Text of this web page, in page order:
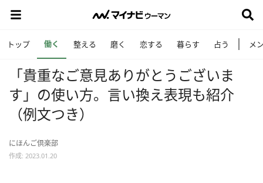
トップ 働く 整える 磨く 恋する 暮らす 占う メ
「貴重なご意見ありがとうございま
す」の使い方。言い換え表現も紹介
（例文つき）
にほんご倶楽部
作成: 2023.01.20